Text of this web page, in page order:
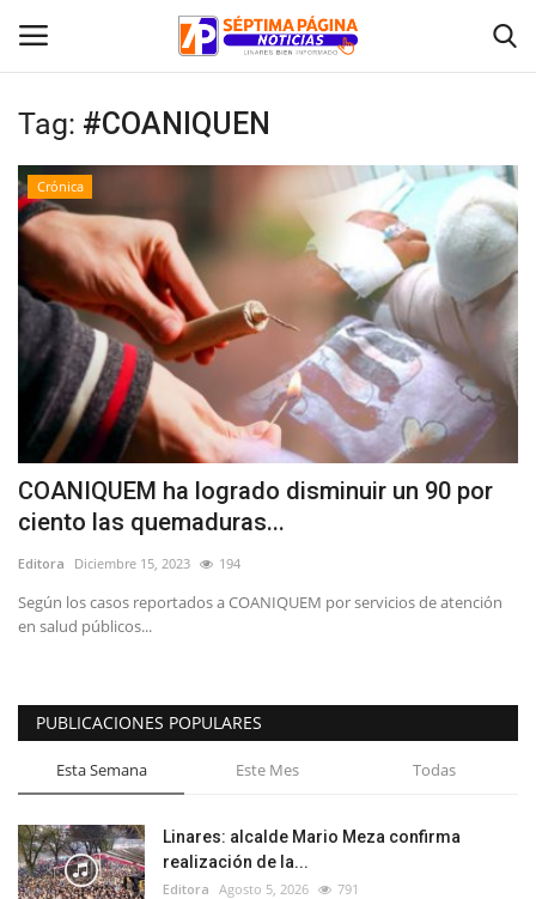
Inicio
Crónica
Policial
Tribunales
Deporte
Política
Espectáculos
Tag: #COANIQUEN
Crónica
COANIQUEM ha logrado disminuir un 90 por
ciento las quemaduras...
Editora Diciembre 15, 2023 194
Según los casos reportados a COANIQUEM por servicios de atención
en salud públicos...
PUBLICACIONES POPULARES
Esta Semana Este Mes Todas
Linares: alcalde Mario Meza confirma
realización de la...
Editora Agosto 5, 2026 791